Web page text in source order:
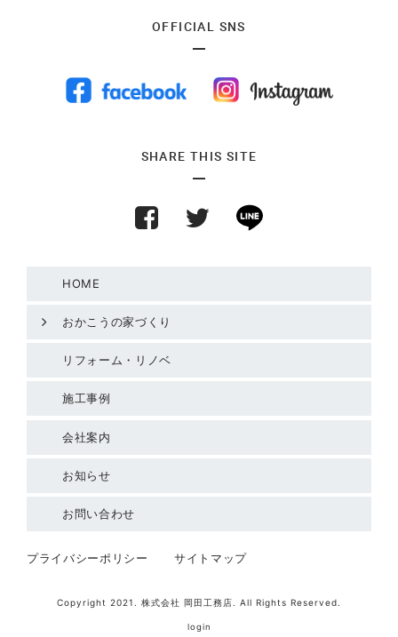
OFFICIAL SNS
SHARE THIS SITE
HOME
おかこうの家づくり
リフォーム・リノベ
施工事例
会社案内
お知らせ
お問い合わせ
プライバシーポリシー サイトマップ
Copyright 2021. 株式会社 岡田工務店. All Rights Reserved.
login